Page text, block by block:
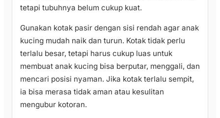
tetapi tubuhnya belum cukup kuat.
Gunakan kotak pasir dengan sisi rendah agar anak
kucing mudah naik dan turun. Kotak tidak perlu
terlalu besar, tetapi harus cukup luas untuk
membuat anak kucing bisa berputar, menggali, dan
mencari posisi nyaman. Jika kotak terlalu sempit,
ia bisa merasa tidak aman atau kesulitan
mengubur kotoran.